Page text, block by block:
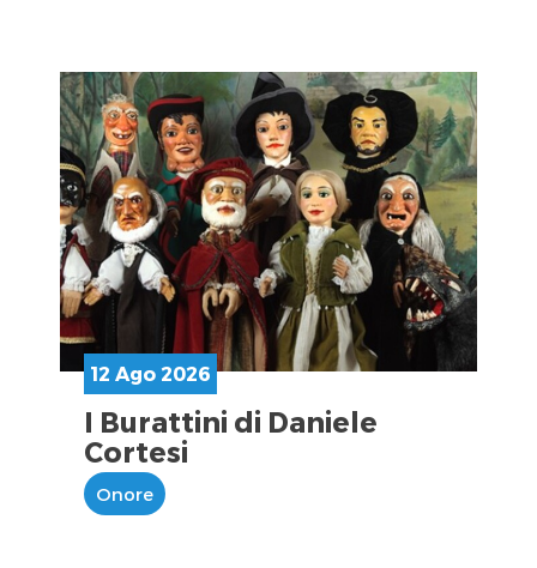
12 Ago 2026
I Burattini di Daniele
Cortesi
Onore